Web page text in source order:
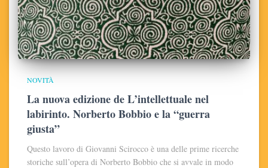
NOVITÀ
La nuova edizione de L’intellettuale nel
labirinto. Norberto Bobbio e la “guerra
giusta”
Questo lavoro di Giovanni Scirocco è una delle prime ricerche
storiche sull’opera di Norberto Bobbio che si avvale in modo